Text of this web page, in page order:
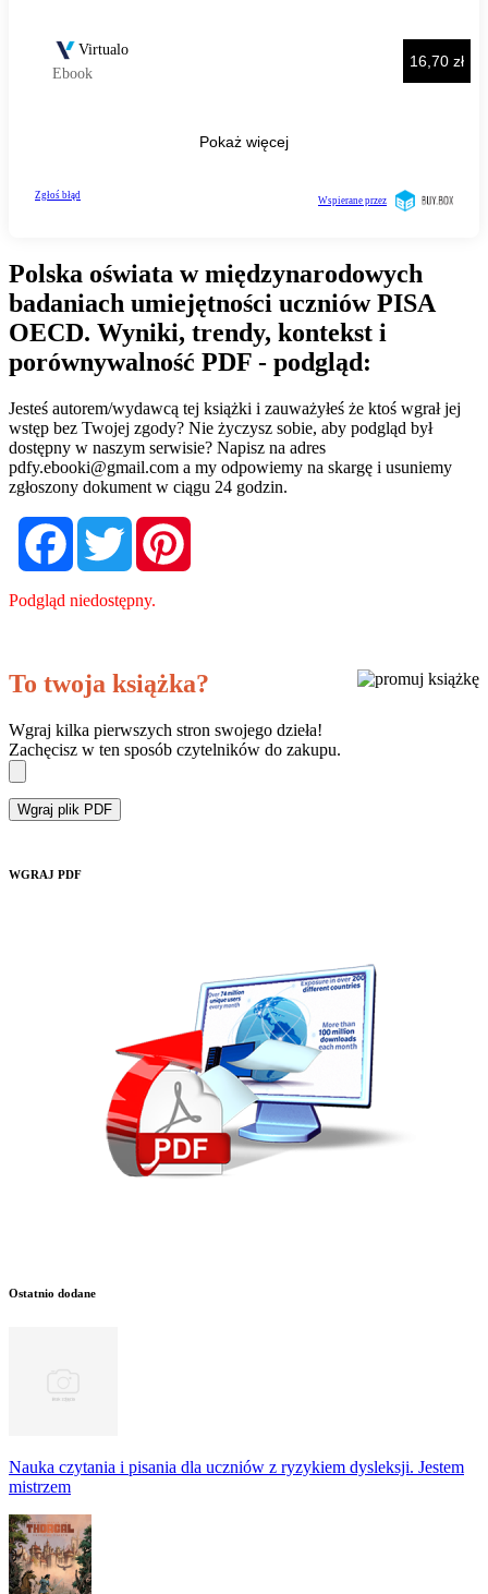
Polska oświata w międzynarodowych
badaniach umiejętności uczniów PISA
OECD. Wyniki, trendy, kontekst i
porównywalność PDF - podgląd:
Jesteś autorem/wydawcą tej książki i zauważyłeś że ktoś wgrał jej
wstęp bez Twojej zgody? Nie życzysz sobie, aby podgląd był
dostępny w naszym serwisie? Napisz na adres
pdfy.ebooki@gmail.com a my odpowiemy na skargę i usuniemy
zgłoszony dokument w ciągu 24 godzin.
FacebookTwitter
Podgląd niedostępny.
To twoja książka?
Wgraj kilka pierwszych stron swojego dzieła!
Zachęcisz w ten sposób czytelników do zakupu.
Wgraj plik PDF
WGRAJ PDF
Ostatnio dodane
Nauka czytania i pisania dla uczniów z ryzykiem dysleksji. Jestem
mistrzem